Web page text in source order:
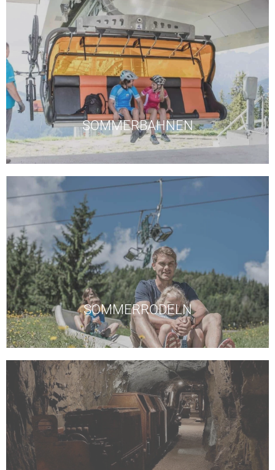
SOMMERBAHNEN
Kostenlose und uneingeschränkte Fahrt mit den in
Betrieb befindlichen Sommerbahnen für die ganze
Familie.
SOMMERRODELN
Eine kostenlose Fahrt pro Aufenthalt mit dem Lift
und derSommerrodelbahnam Biberg, gültig
während der Dauer des Aufenthaltes zu den
ausgewiesenen Betriebszeiten
Kostenloser Eintritt ins Kupfer-Bergbaumuseum
mit fachkundiger Schaustollenführung in
Mühlbach.